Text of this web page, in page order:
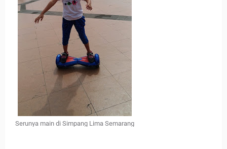
Serunya main di Simpang Lima Semarang